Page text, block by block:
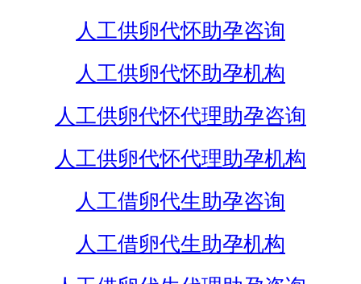
人工供卵代怀助孕咨询
人工供卵代怀助孕机构
人工供卵代怀代理助孕咨询
人工供卵代怀代理助孕机构
人工借卵代生助孕咨询
人工借卵代生助孕机构